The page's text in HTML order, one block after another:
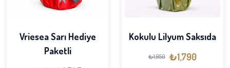
Vriesea Sarı Hediye
Paketli
Kokulu Lilyum Saksıda
₺1,950 ₺1,790